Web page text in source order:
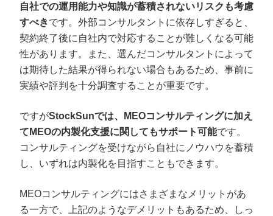
自社での運用能力や知識が蓄積されないリスクも考慮
すべきです。外部コンサルタントに依存しすぎると、
契約終了後に自社内で対応することが難しくなる可能
性があります。また、選んだコンサルタントによって
は期待した結果が得られない場合もあるため、事前に
実績や評判を十分調査することが重要です。
ですがStockSunでは、MEOコンサルティングに加え
てMEOの内製化支援に関してもサポート可能です。
コンサルティングを受けながら自社にノウハウを蓄積
し、いずれは内製化を目指すこともできます。
MEOコンサルティングにはさまざまなメリットがあ
る一方で、上記のようなデメリットもあるため、しっ